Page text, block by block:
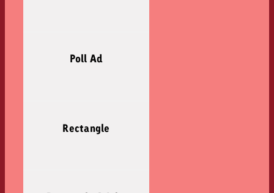
Poll Ad
Rectangle